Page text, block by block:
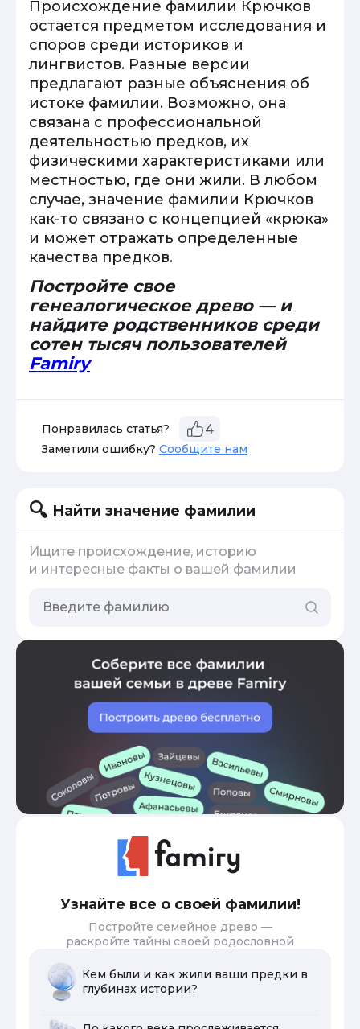
Происхождение фамилии Крючков
остается предметом исследования и
споров среди историков и
лингвистов. Разные версии
предлагают разные объяснения об
истоке фамилии. Возможно, она
связана с профессиональной
деятельностью предков, их
физическими характеристиками или
местностью, где они жили. В любом
случае, значение фамилии Крючков
как-то связано с концепцией «крюка»
и может отражать определенные
качества предков.
Постройте свое
генеалогическое древо — и
найдите родственников среди
сотен тысяч пользователей
Famiry
Понравилась статья? 4
Заметили ошибку? Сообщите нам
Найти значение фамилии
Ищите происхождение, историю
и интересные факты о вашей фамилии
Узнайте все о своей фамилии!
Постройте семейное древо —
раскройте тайны своей родословной
Кем были и как жили ваши предки в
глубинах истории?